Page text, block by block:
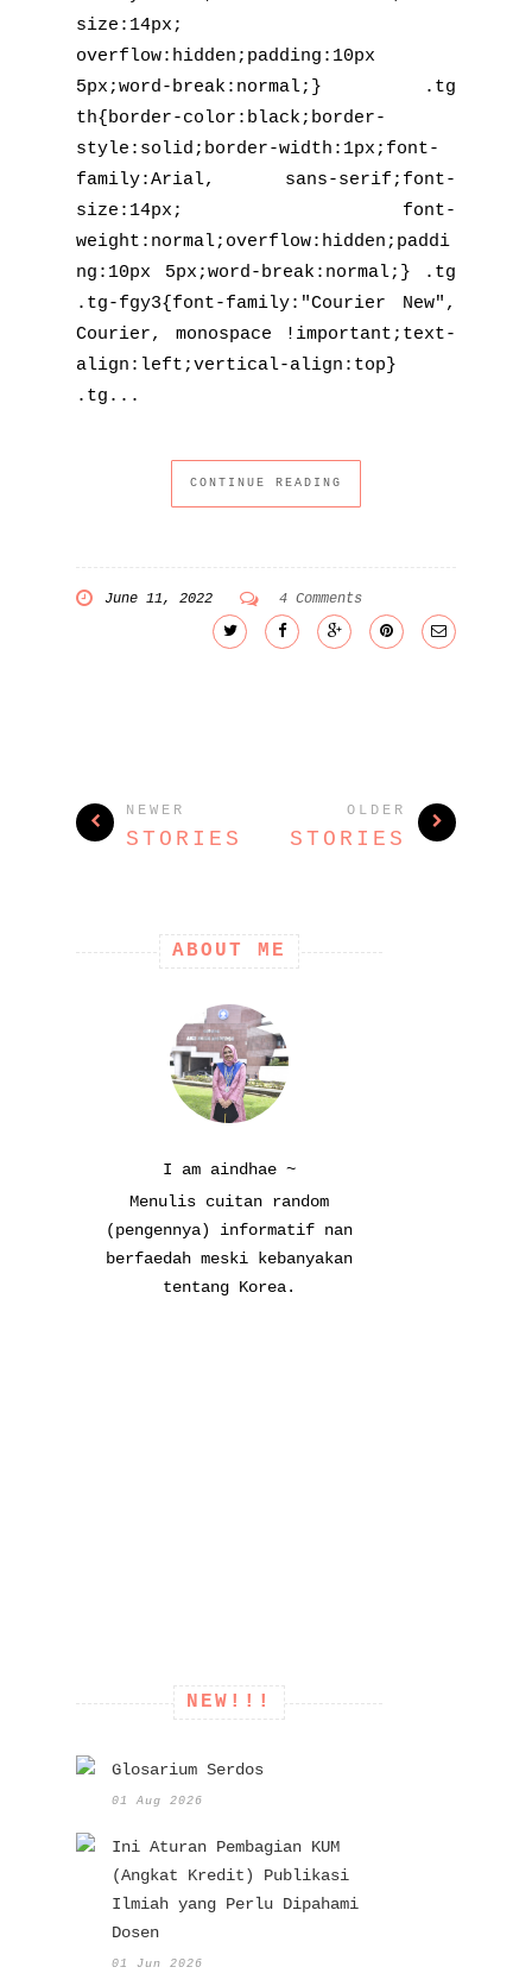
size:14px;
overflow:hidden;padding:10px
5px;word-break:normal;} .tg
th{border-color:black;border-
style:solid;border-width:1px;font-
family:Arial, sans-serif;font-
size:14px; font-
weight:normal;overflow:hidden;paddi
ng:10px 5px;word-break:normal;} .tg
.tg-fgy3{font-family:"Courier New",
Courier, monospace !important;text-
align:left;vertical-align:top}
.tg...
CONTINUE READING
June 11, 2022 4 Comments
NEWER
STORIES
OLDER
STORIES
ABOUT ME
I am aindhae ~
Menulis cuitan random
(pengennya) informatif nan
berfaedah meski kebanyakan
tentang Korea.
NEW!!!
Glosarium Serdos
01 Aug 2026
Ini Aturan Pembagian KUM
(Angkat Kredit) Publikasi
Ilmiah yang Perlu Dipahami
Dosen
01 Jun 2026